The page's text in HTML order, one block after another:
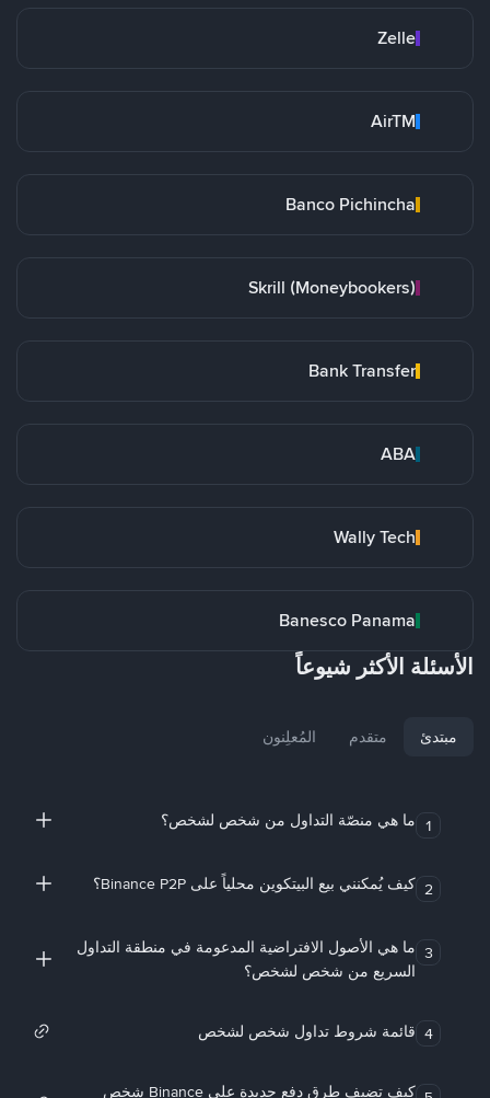
Zelle
AirTM
Banco Pichincha
Skrill (Moneybookers)
Bank Transfer
ABA
Wally Tech
Banesco Panama
الأسئلة الأكثر شيوعاً
مبتدئ متقدم المُعلِنون
1 ما هي منصّة التداول من شخص لشخص؟
2 كيف يُمكنني بيع البيتكوين محلياً على Binance P2P؟
3 ما هي الأصول الافتراضية المدعومة في منطقة التداول
السريع من شخص لشخص؟
4 قائمة شروط تداول شخص لشخص
كيف تضيف طرق دفع جديدة على Binance شخص